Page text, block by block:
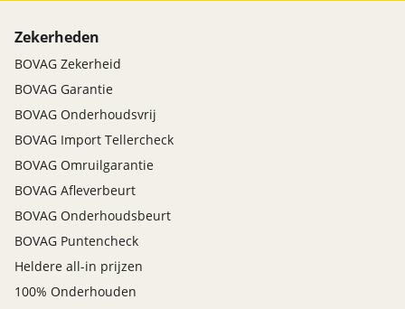
Zekerheden
BOVAG Zekerheid
BOVAG Garantie
BOVAG Onderhoudsvrij
BOVAG Import Tellercheck
BOVAG Omruilgarantie
BOVAG Afleverbeurt
BOVAG Onderhoudsbeurt
BOVAG Puntencheck
Heldere all-in prijzen
100% Onderhouden